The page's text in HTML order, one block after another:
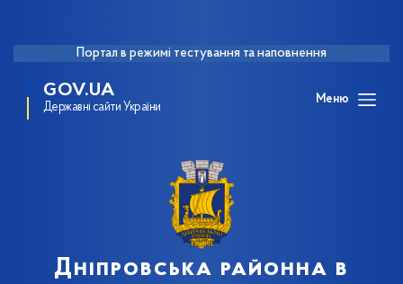
Портал в режимі тестування та наповнення
GOV.UA
Державні сайти України
Меню
Дніпровська районна в